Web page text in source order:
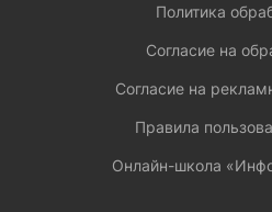
Политика
Согласие на
Согласие на
Правила
Онлайн-школа